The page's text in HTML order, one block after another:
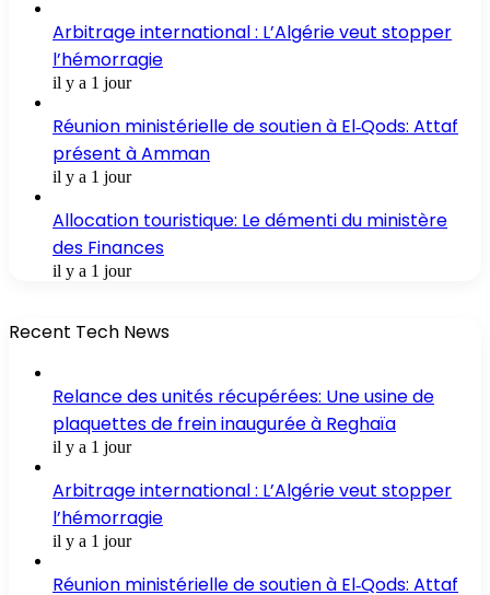
Arbitrage international : L’Algérie veut stopper
l’hémorragie
il y a 1 jour
Réunion ministérielle de soutien à El‑Qods: Attaf
présent à Amman
il y a 1 jour
Allocation touristique: Le démenti du ministère
des Finances
il y a 1 jour
Recent Tech News
Relance des unités récupérées: Une usine de
plaquettes de frein inaugurée à Reghaïa
il y a 1 jour
Arbitrage international : L’Algérie veut stopper
l’hémorragie
il y a 1 jour
Réunion ministérielle de soutien à El‑Qods: Attaf